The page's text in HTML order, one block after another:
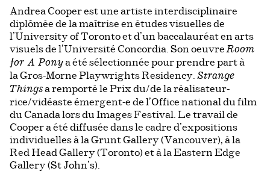
Andrea Cooper est une artiste interdisciplinaire
diplômée de la maîtrise en études visuelles de
l’University of Toronto et d’un baccalauréat en arts
visuels de l’Université Concordia. Son oeuvre Room
for A Ponya été sélectionnée pour prendre part à
la Gros-Morne Playwrights Residency. Strange
Thingsa remporté le Prix du/de la réalisateur-
rice/vidéaste émergent-e de l’Office national du film
du Canada lors du Images Festival. Le travail de
Cooper a été diffusée dans le cadre d’expositions
individuelles à la Grunt Gallery (Vancouver), à la
Red Head Gallery (Toronto) et à la Eastern Edge
Gallery (St John’s).